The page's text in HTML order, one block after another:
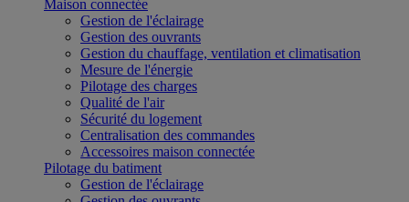
Maison connectée
Gestion de l'éclairage
Gestion des ouvrants
Gestion du chauffage, ventilation et climatisation
Mesure de l'énergie
Pilotage des charges
Qualité de l'air
Sécurité du logement
Centralisation des commandes
Accessoires maison connectée
Pilotage du batiment
Gestion de l'éclairage